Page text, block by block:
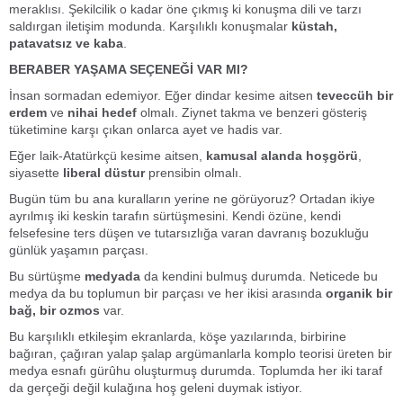
meraklısı. Şekilcilik o kadar öne çıkmış ki konuşma dili ve tarzı
saldırgan iletişim modunda. Karşılıklı konuşmalar küstah,
patavatsız ve kaba
BERABER YAŞAMA SEÇENEĞİ VAR MI?
İnsan sormadan edemiyor. Eğer dindar kesime aitsen teveccüh bir
erdem ve nihai hedef olmalı. Ziynet takma ve benzeri gösteriş
tüketimine karşı çıkan onlarca ayet ve hadis var.
Eğer laik-Atatürkçü kesime aitsen, kamusal alanda hoşgörü
siyasette liberal düsturprensibin olmalı.
Bugün tüm bu ana kuralların yerine ne görüyoruz? Ortadan ikiye
ayrılmış iki keskin tarafın sürtüşmesini. Kendi özüne, kendi
felsefesine ters düşen ve tutarsızlığa varan davranış bozukluğu
günlük yaşamın parçası.
Bu sürtüşme medyada da kendini bulmuş durumda. Neticede bu
medya da bu toplumun bir parçası ve her ikisi arasında organik bir
bağ, bir ozmos var.
Bu karşılıklı etkileşim ekranlarda, köşe yazılarında, birbirine
bağıran, çağıran yalap şalap argümanlarla komplo teorisi üreten bir
medya esnafı gürûhu oluşturmuş durumda. Toplumda her iki taraf
da gerçeği değil kulağına hoş geleni duymak istiyor.